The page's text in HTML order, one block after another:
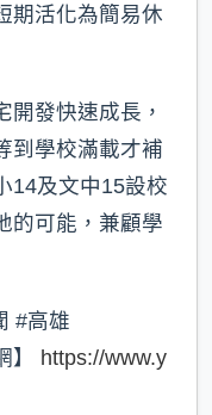
期活化為簡易休
開發快速成長，
到學校滿載才補
14及文中15設校
的可能，兼顧學
#高雄
】 https://www.y